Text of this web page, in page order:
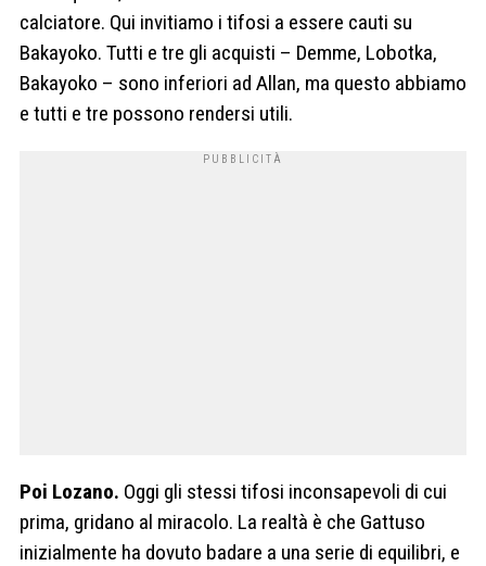
calciatore. Qui invitiamo i tifosi a essere cauti su
Bakayoko. Tutti e tre gli acquisti – Demme, Lobotka,
Bakayoko – sono inferiori ad Allan, ma questo abbiamo
e tutti e tre possono rendersi utili.
Poi Lozano. Oggi gli stessi tifosi inconsapevoli di cui
prima, gridano al miracolo. La realtà è che Gattuso
inizialmente ha dovuto badare a una serie di equilibri, e